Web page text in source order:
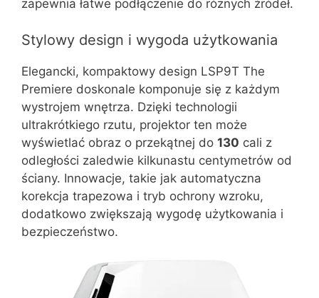
zapewnia łatwe podłączenie do różnych źródeł.
Stylowy design i wygoda użytkowania
Elegancki, kompaktowy design LSP9T The
Premiere doskonale komponuje się z każdym
wystrojem wnętrza. Dzięki technologii
ultrakrótkiego rzutu, projektor ten może
wyświetlać obraz o przekątnej do 130 cali z
odległości zaledwie kilkunastu centymetrów od
ściany. Innowacje, takie jak automatyczna
korekcja trapezowa i tryb ochrony wzroku,
dodatkowo zwiększają wygodę użytkowania i
bezpieczeństwo.